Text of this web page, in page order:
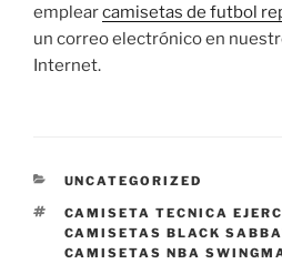
emplearcamisetas de futbol
un correo electrónico en
Internet.
CATEGORÍAS
UNCATEGORIZED
ETIQUETAS
CAMISETA TECNICA
CAMISETAS BLACK
CAMISETAS NBA